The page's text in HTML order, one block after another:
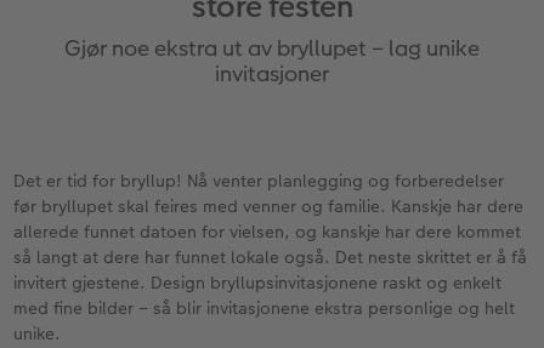
Anledninger
Enkel bildeoverføring
Adobe® InDesign® til CEWE FOTOBOK
Gratis bildelagring
CEWE FOTOBOK Color pop
Bilde på skumplate
Galleritrykk
Bilde på tre
Fotoplakat med kart
Fotoplakat med plakatlist
Fotoplakat standardpapir
Fotosett
Tilbehør
Fremkall engangskameraet
Digitalisering
Tekstiler
Skole og kontor
Art prints
Fyll selv gaveeske
Mobildeksler
Ekspresskalender
Hvordan fungerer det?
Inspirasjon
Design selv
Alle anledninger
Foldekort
Postkort
Kort med fotoinnstikk
Inspirasjon
Valgmuligheter
Gaveinnpakning
Tilbehør
Gjør noe ekstra ut av bryllupet – lag unike
invitasjoner
Det er tid for bryllup! Nå venter planlegging og forberedelser
før bryllupet skal feires med venner og familie. Kanskje har dere
allerede funnet datoen for vielsen, og kanskje har dere kommet
så langt at dere har funnet lokale også. Det neste skrittet er å få
invitert gjestene. Design bryllupsinvitasjonene raskt og enkelt
med fine bilder – så blir invitasjonene ekstra personlige og helt
unike.